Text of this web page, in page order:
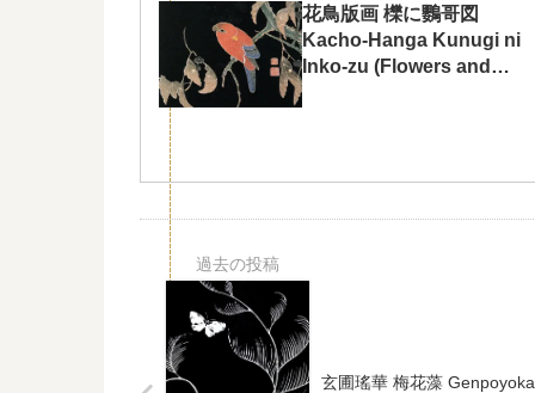
花鳥版画 櫟に鸚哥図
Kacho-Hanga Kunugi ni
Inko-zu (Flowers and
玄圃瑤華 梅花藻 Genpoyoka